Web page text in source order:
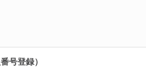
号登録）